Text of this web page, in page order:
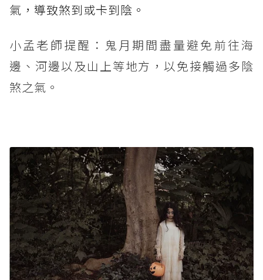
氣，導致煞到或卡到陰。
小孟老師提醒：鬼月期間盡量避免前往海
邊、河邊以及山上等地方，以免接觸過多陰
煞之氣。